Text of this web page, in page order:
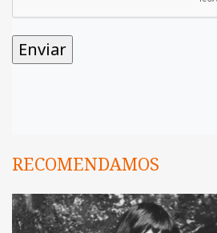
RECOMENDAMOS